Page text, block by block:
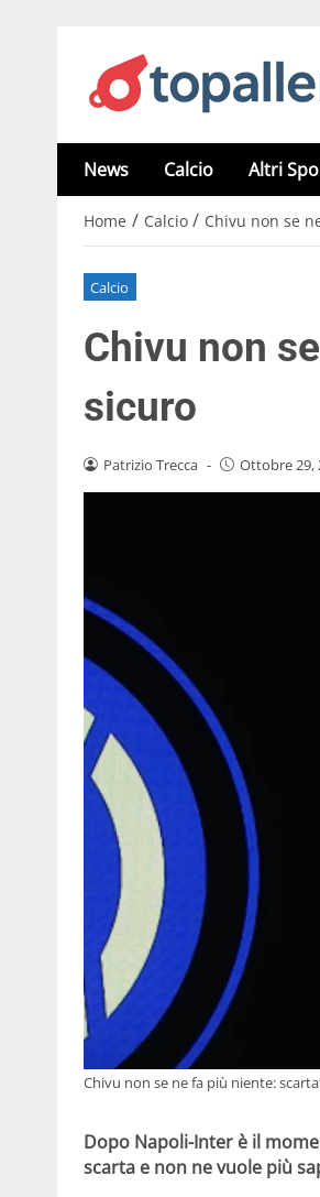
News Calcio Altri
Home / Calcio / Chivu non se
Calcio
Chivu non
sicuro
Patrizio Trecca - Ottobre 29,
Chivu non se ne fa più niente:
Dopo Napoli-Inter è il
scarta e non ne vuole più